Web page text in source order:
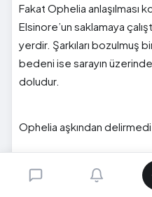
Fakat Ophelia anlaşılması
Elsinore’un saklamaya
yerdir. Şarkıları bozulmuş
bedeni ise sarayın
doludur.
Ophelia aşkından delirmedi.
Herkesin bildiği hâlde
taşımaya zorlandı. Sonra